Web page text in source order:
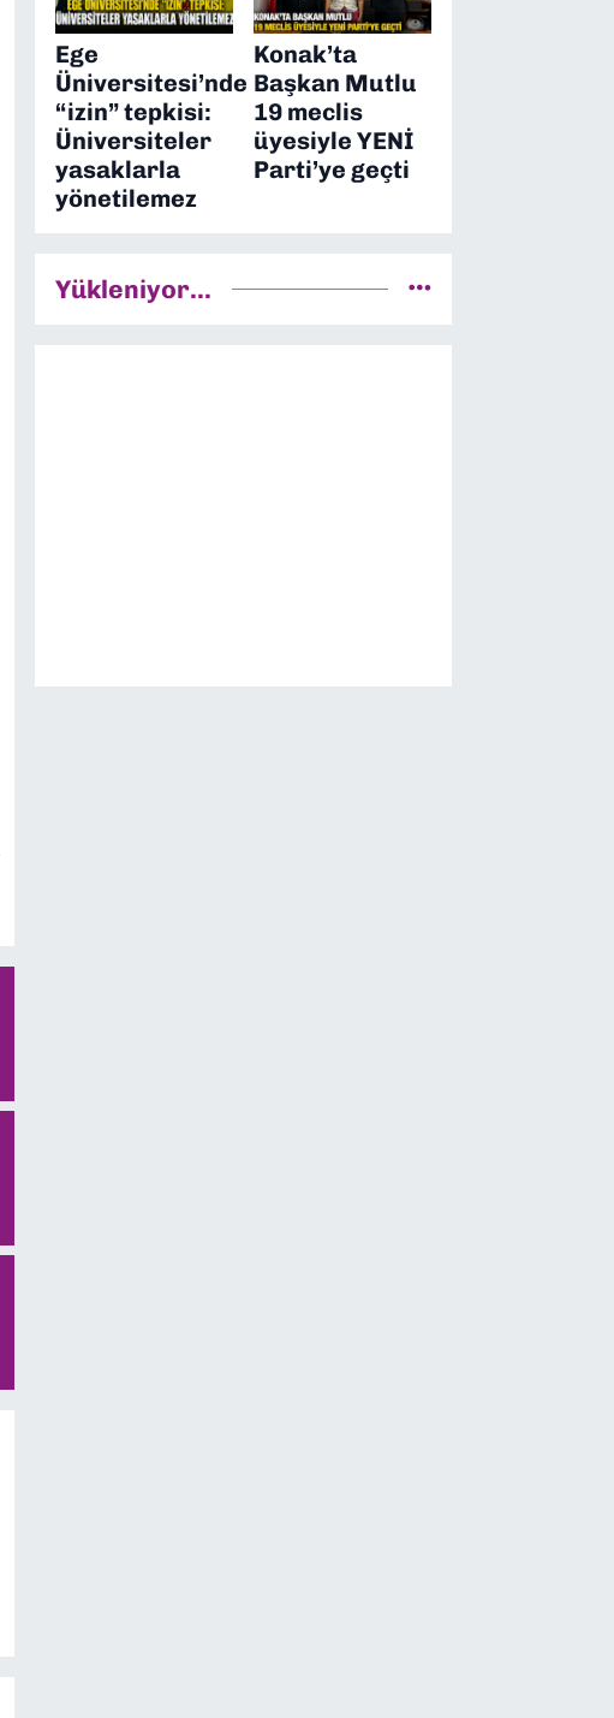
Ege
Üniversitesi’nde
“izin” tepkisi:
Üniversiteler
yasaklarla
yönetilemez
Konak’ta
Başkan Mutlu
19 meclis
üyesiyle YENİ
Parti’ye geçti
Yükleniyor...